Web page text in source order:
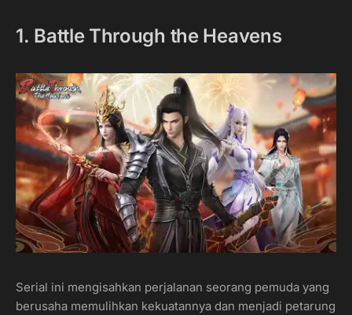
1. Battle Through the Heavens
Serial ini mengisahkan perjalanan seorang pemuda yang
berusaha memulihkan kekuatannya dan menjadi petarung